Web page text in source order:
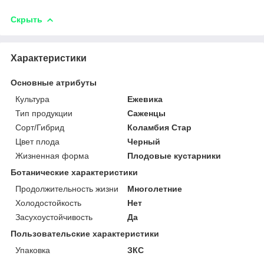
Скрыть
Характеристики
Основные атрибуты
Культура
Ежевика
Тип продукции
Саженцы
Сорт/Гибрид
Коламбия Стар
Цвет плода
Черный
Жизненная форма
Плодовые кустарники
Ботанические характеристики
Продолжительность жизни
Многолетние
Холодостойкость
Нет
Засухоустойчивость
Да
Пользовательские характеристики
Упаковка
ЗКС